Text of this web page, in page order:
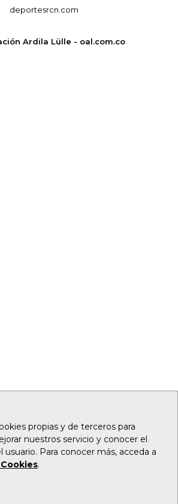
propias y de terceros para
nuestros servicio y conocer el
Para conocer más, acceda a
.
deportesrcn.com
Ardila Lülle - oal.com.co